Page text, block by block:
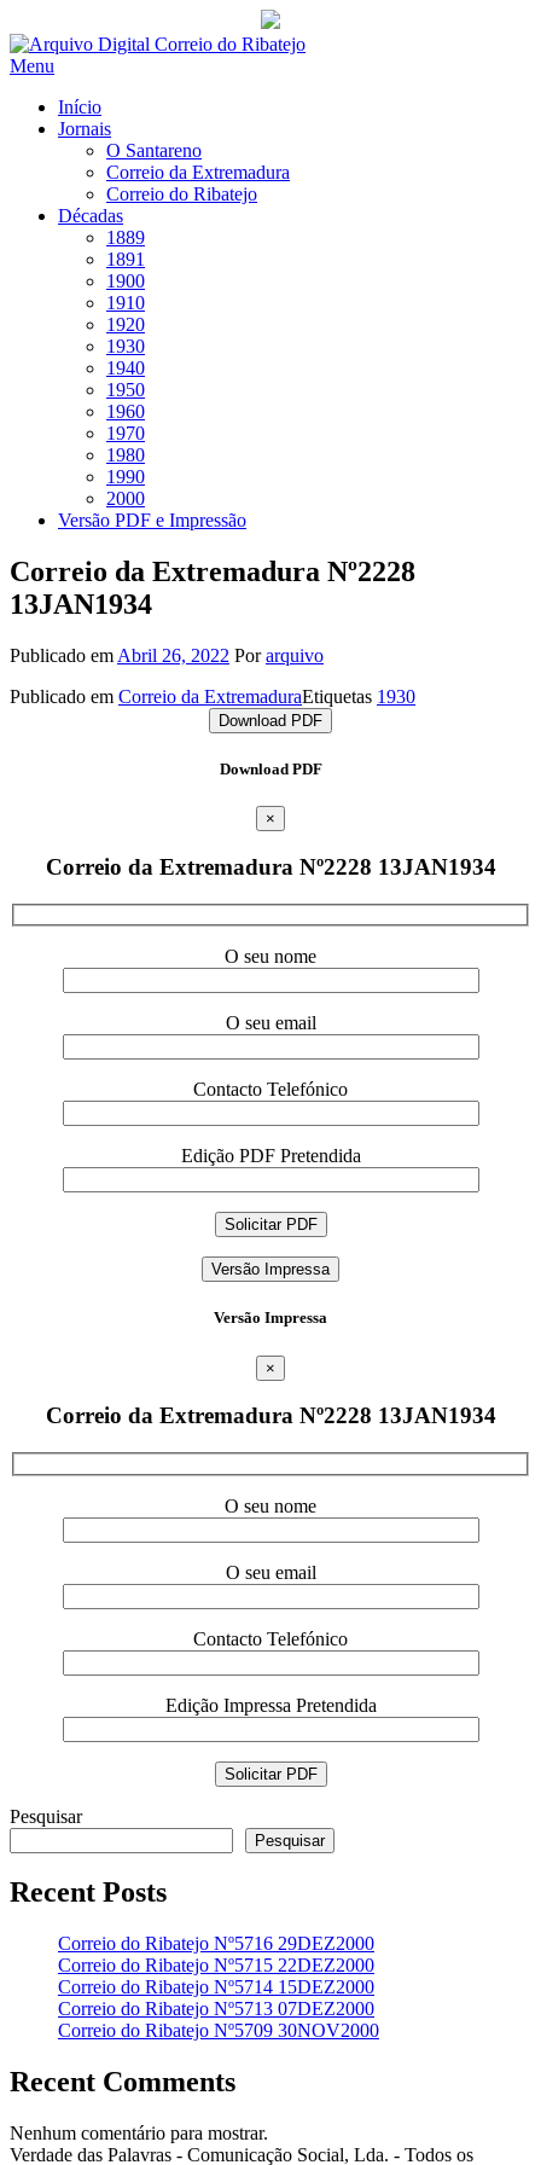
Saltar
para
Menu
Início
Jornais
O Santareno
Correio da Extremadura
Correio do Ribatejo
Décadas
1889
1891
1900
1910
1920
1930
1940
1950
1960
1970
1980
1990
2000
Versão PDF e Impressão
Correio da Extremadura Nº2228
13JAN1934
Publicado em Abril 26, 2022 Porarquivo
Publicado em Correio da ExtremaduraEtiquetas 1930
Download PDF
Download PDF
×
Correio da Extremadura Nº2228 13JAN1934
O seu nome
O seu email
Contacto Telefónico
Edição PDF Pretendida
Versão Impressa
Versão Impressa
×
Correio da Extremadura Nº2228 13JAN1934
O seu nome
O seu email
Contacto Telefónico
Edição Impressa Pretendida
Pesquisar
Pesquisar
Recent Posts
Correio do Ribatejo Nº5716 29DEZ2000
Correio do Ribatejo Nº5715 22DEZ2000
Correio do Ribatejo Nº5714 15DEZ2000
Correio do Ribatejo Nº5713 07DEZ2000
Correio do Ribatejo Nº5709 30NOV2000
Recent Comments
Nenhum comentário para mostrar.
Verdade das Palavras - Comunicação Social, Lda. - Todos os